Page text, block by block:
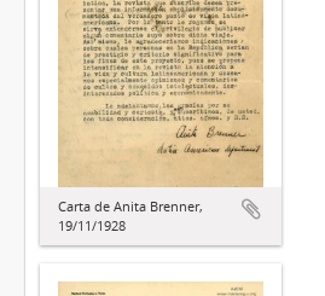
Carta de Anita Brenner,
19/11/1928